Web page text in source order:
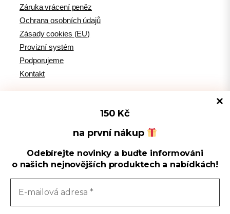
Spravovat souhlas s cookies
Používáme cookies k optimalizaci našich webových stránek a našich
služeb.
150 Kč
na první nákup
Odebírejte novinky a buďte informováni
o našich nejnovějších produktech a nabídkách!
Záruka vrácení peněz
Ochrana osobních údajů
Zásady cookies (EU)
Provizní systém
Podporujeme
Kontakt
Tipy pro WordPress
WPlama.cz: WordPress návody